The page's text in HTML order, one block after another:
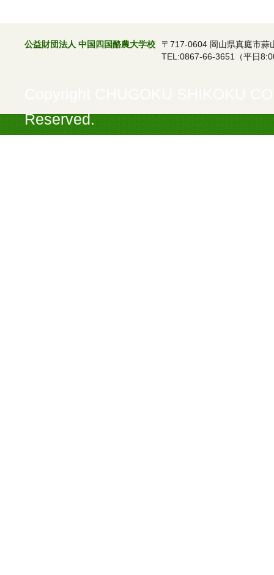
公益財団法人 中国四国酪農大学校
〒717-0604 岡山県真庭市蒜
TEL:0867-66-3651（平日
Reserved.